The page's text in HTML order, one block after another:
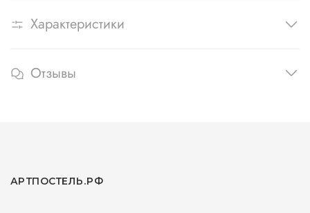
Характеристики
Отзывы
АРТПОСТЕЛЬ.РФ